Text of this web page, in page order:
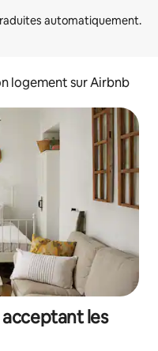
logement sur Airbnb
les